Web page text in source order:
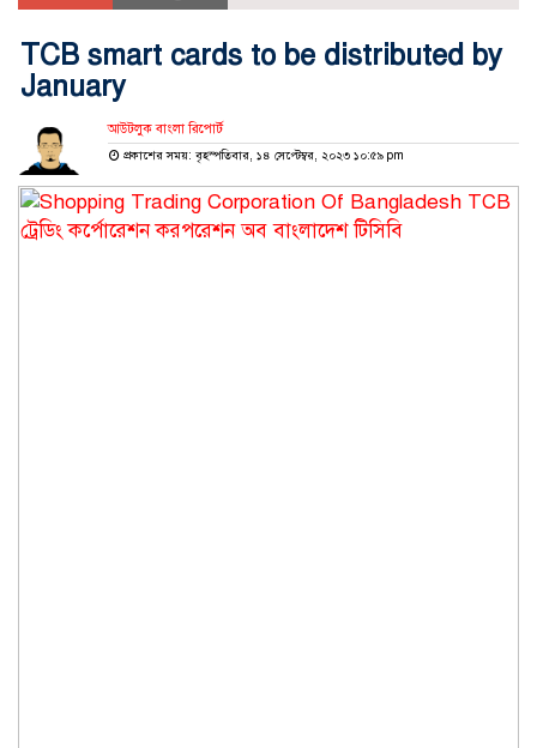
TCB smart cards to be distributed by
January
আউটলুক বাংলা রিপোর্ট
প্রকাশের সময়: বৃহস্পতিবার, ১৪ সেপ্টেম্বর, ২০২৩ ১০:৫৯ pm